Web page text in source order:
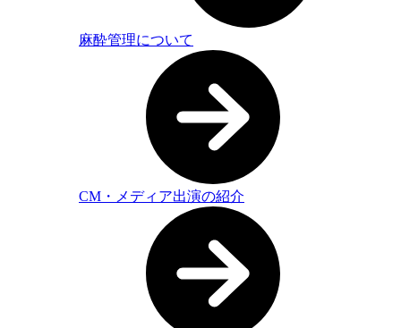
麻酔管理について
CM・メディア出演の紹介